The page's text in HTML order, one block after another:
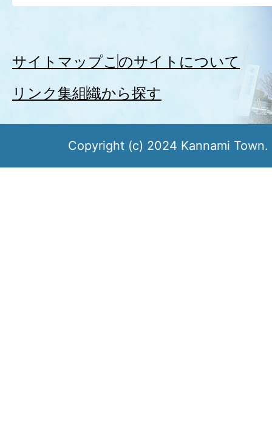
サイトマップこのサイトについて
リンク集組織から探す
Copyright (c) 2024 Kannami